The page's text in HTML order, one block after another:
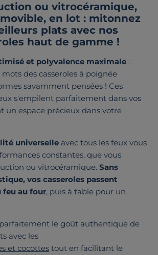
ou vitrocéramique,
en lot : mitonnez
plats avec nos
haut de gamme !
et polyvalence maximale :
des casseroles à poignée
savamment pensées ! Ces
s'empilent parfaitement dans vos
un espace précieux dans votre
universelle avec tous les feux vous
constantes, que vous
ou vitrocéramique. Sans
vos casseroles passent
au four, puis à table pour un
le goût authentique de
avec les
et cocottes tout en facilitant le